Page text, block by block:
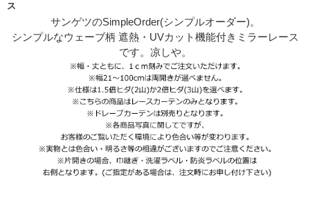
ス
サンゲツのSimpleOrder(シンプルオーダー)。
シンプルなウェーブ柄 遮熱・UVカット機能付きミラーレース
です。凉しや。